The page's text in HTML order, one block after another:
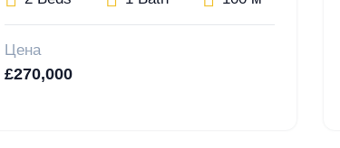
Цена
£270,000